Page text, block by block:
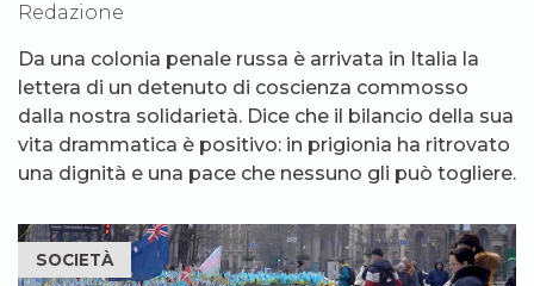
Redazione
Da una colonia penale russa è arrivata in Italia la
lettera di un detenuto di coscienza commosso
dalla nostra solidarietà. Dice che il bilancio della sua
vita drammatica è positivo: in prigionia ha ritrovato
una dignità e una pace che nessuno gli può togliere.
SOCIETÀ